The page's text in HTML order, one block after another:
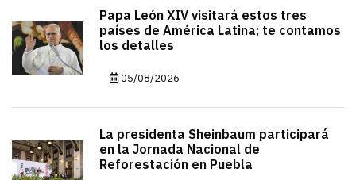
Papa León XIV visitará estos tres
países de América Latina; te contamos
los detalles
05/08/2026
La presidenta Sheinbaum participará
en la Jornada Nacional de
Reforestación en Puebla